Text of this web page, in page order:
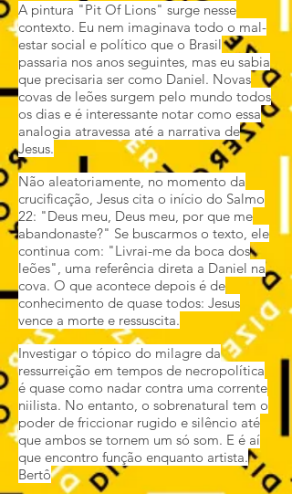
A pintura "Pit Of Lions" surge nesse
contexto. Eu nem imaginava todo o mal-
estar social e político que o Brasil
passaria nos anos seguintes, mas eu sabia
que precisaria ser como Daniel. Novas
covas de leões surgem pelo mundo todos
os dias e é interessante notar como essa
analogia atravessa até a narrativa de
Jesus.
Não aleatoriamente, no momento da
crucificação, Jesus cita o início do Salmo
22: "Deus meu, Deus meu, por que me
abandonaste?" Se buscarmos o texto, ele
continua com: "Livrai-me da boca dos
leões", uma referência direta a Daniel na
cova. O que acontece depois é de
conhecimento de quase todos: Jesus
vence a morte e ressuscita.
Investigar o tópico do milagre da
ressurreição em tempos de necropolítica
é quase como nadar contra uma corrente
niilista. No entanto, o sobrenatural tem o
poder de friccionar rugido e silêncio até
que ambos se tornem um só som. E é aí
que encontro função enquanto artista.
Bertô